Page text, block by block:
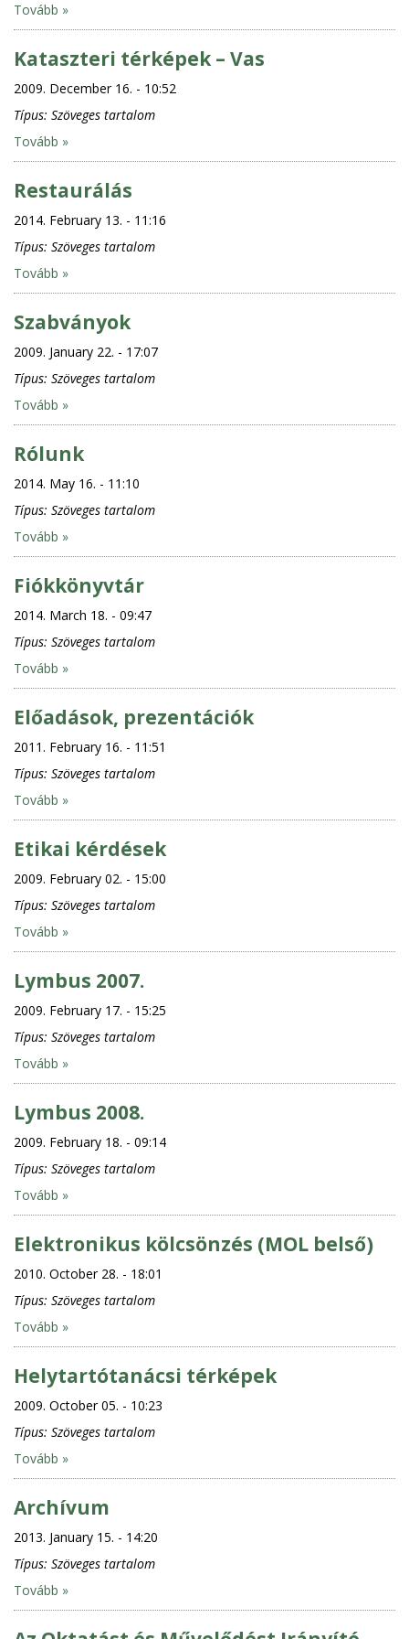
Tovább »
Kataszteri térképek – Vas
2009. December 16. - 10:52
Típus: Szöveges tartalom
Tovább »
Restaurálás
2014. February 13. - 11:16
Típus: Szöveges tartalom
Tovább »
Szabványok
2009. January 22. - 17:07
Típus: Szöveges tartalom
Tovább »
Rólunk
2014. May 16. - 11:10
Típus: Szöveges tartalom
Tovább »
Fiókkönyvtár
2014. March 18. - 09:47
Típus: Szöveges tartalom
Tovább »
Előadások, prezentációk
2011. February 16. - 11:51
Típus: Szöveges tartalom
Tovább »
Etikai kérdések
2009. February 02. - 15:00
Típus: Szöveges tartalom
Tovább »
Lymbus 2007.
2009. February 17. - 15:25
Típus: Szöveges tartalom
Tovább »
Lymbus 2008.
2009. February 18. - 09:14
Típus: Szöveges tartalom
Tovább »
Elektronikus kölcsönzés (MOL belső)
2010. October 28. - 18:01
Típus: Szöveges tartalom
Tovább »
Helytartótanácsi térképek
2009. October 05. - 10:23
Típus: Szöveges tartalom
Tovább »
Archívum
2013. January 15. - 14:20
Típus: Szöveges tartalom
Tovább »